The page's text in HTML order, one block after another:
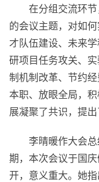
在分组交流环节
的会议主题，对如
才队伍建设、未来
研项目任务攻关、
制机制改革、节约
本职、放眼全局，
展凝聚了共识，提出
李晴暖作大会
期，本次会议于国
开，意义重大。她